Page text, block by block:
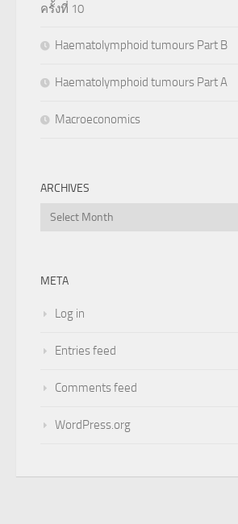
ครั้งที่ 10
Haematolymphoid tumours Part B
Haematolymphoid tumours Part A
Macroeconomics
ARCHIVES
Archives
META
Log in
Entries feed
Comments feed
WordPress.org